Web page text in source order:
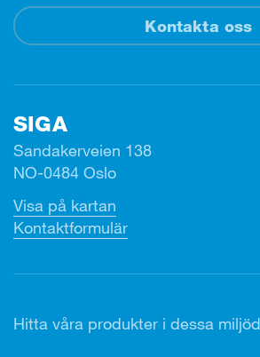
Kontakta oss
SIGA
Sandakerveien 138
NO-0484 Oslo
Visa på kartan
Kontaktformulär
Hitta våra produkter i dessa